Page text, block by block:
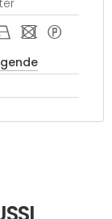
- *